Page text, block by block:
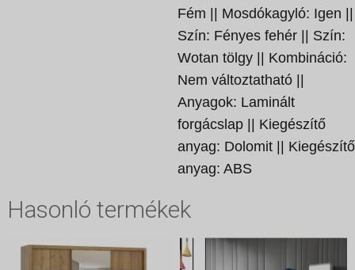
Fém || Mosdókagyló: Igen ||
Szín: Fényes fehér || Szín:
Wotan tölgy || Kombináció:
Nem változtatható ||
Anyagok: Laminált
forgácslap || Kiegészítő
anyag: Dolomit || Kiegészítő
anyag: ABS
Hasonló termékek